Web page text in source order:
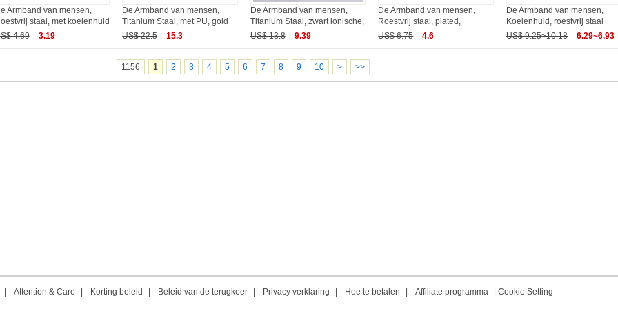
Armband van mensen,
staal, met koeienhuid
4.69
3.19
De Armband van mensen,
Titanium Staal, met PU, gold
US$ 22.5
15.3
De Armband van mensen,
Titanium Staal, zwart ionische,
US$ 13.8
9.39
De Armband van mensen,
Roestvrij staal, plated,
US$ 6.75
4.6
De Armband van mensen,
Koeienhuid, roestvrij staal
US$ 9.25~10.18
6.29~6.93
1156 1 2 3 4 5 6 7 8 9 10 > >>
Attention & Care Korting beleid Beleid van de terugkeer Privacy verklaring Hoe te betalen Affiliate programma Cookie Setting